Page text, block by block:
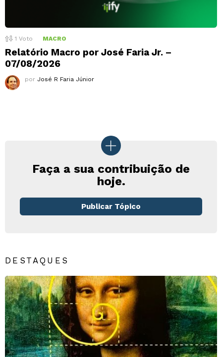
1 Voto MACRO
Relatório Macro por José Faria Jr. –
07/08/2026
por José R Faria Júnior
Faça a sua contribuição de
hoje.
Publicar Tópico
DESTAQUES